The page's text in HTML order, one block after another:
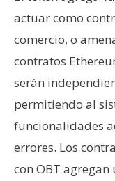
e
u
r
s
o
C
actuar como
comercio, o
contratos
serán
permitiendo al
funcionalidades
errores. Los
con OBT